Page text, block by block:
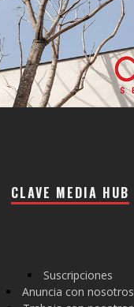
CLAVE MEDIA HUB
Suscripciones
Anuncia con nosotros